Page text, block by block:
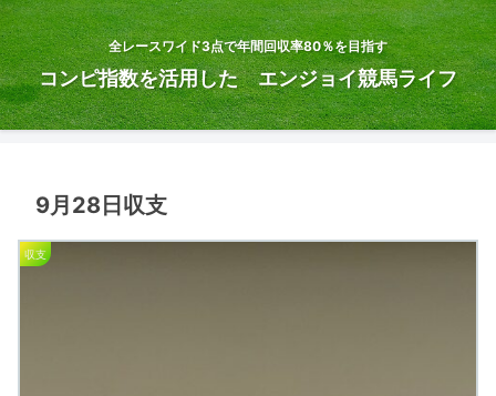
全レースワイド3点で年間回収率80％を目指す
コンピ指数を活用した エンジョイ競馬ライフ
9月28日収支
収支